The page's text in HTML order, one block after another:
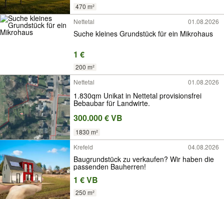
470 m²
Nettetal
01.08.2026
Suche kleines Grundstück für ein Mikrohaus
1 €
200 m²
Nettetal
01.08.2026
1.830qm Unikat in Nettetal provisionsfrei
Bebaubar für Landwirte.
300.000 € VB
1830 m²
Krefeld
04.08.2026
Baugrundstück zu verkaufen? Wir haben die
passenden Bauherren!
1 € VB
250 m²